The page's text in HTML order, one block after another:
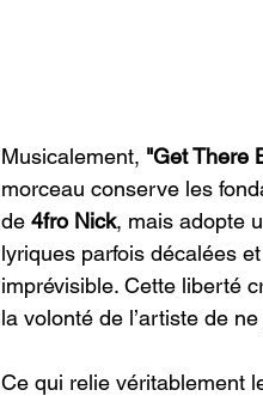
Musicalement, "Get There
morceau conserve les
de 4fro Nick, mais adopte
lyriques parfois décalées
imprévisible. Cette liberté
la volonté de l’artiste de
Ce qui relie véritablement